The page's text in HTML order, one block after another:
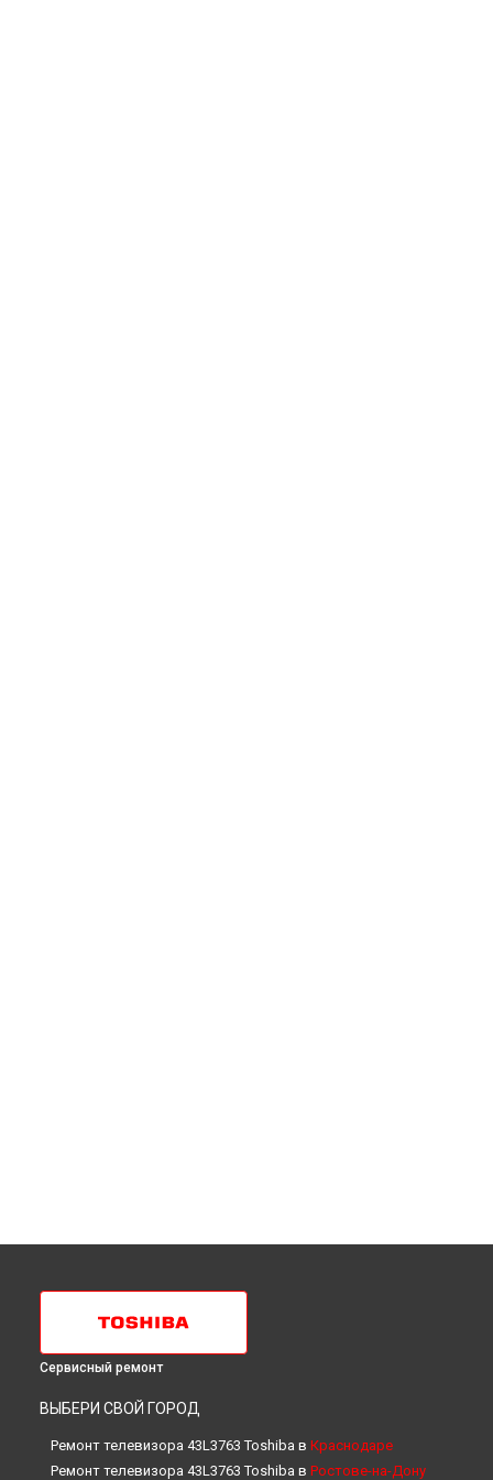
Сервисный ремонт
ВЫБЕРИ СВОЙ ГОРОД
Ремонт телевизора 43L3763 Toshiba в Краснодаре
Ремонт телевизора 43L3763 Toshiba в Ростове-на-Дону